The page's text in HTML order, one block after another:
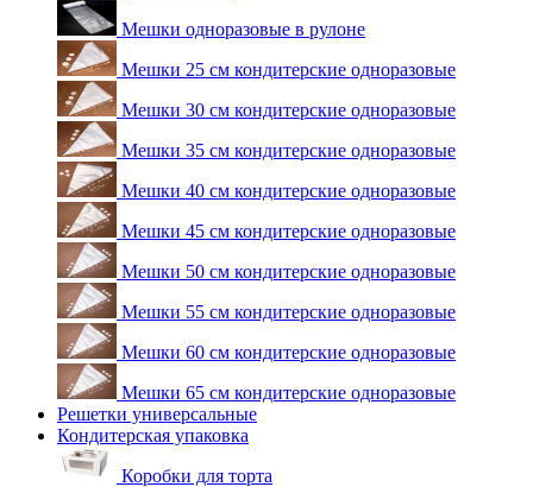
Мешки одноразовые в рулоне
Мешки 25 см кондитерские одноразовые
Мешки 30 см кондитерские одноразовые
Мешки 35 см кондитерские одноразовые
Мешки 40 см кондитерские одноразовые
Мешки 45 см кондитерские одноразовые
Мешки 50 см кондитерские одноразовые
Мешки 55 см кондитерские одноразовые
Мешки 60 см кондитерские одноразовые
Мешки 65 см кондитерские одноразовые
Решетки универсальные
Кондитерская упаковка
Коробки для торта